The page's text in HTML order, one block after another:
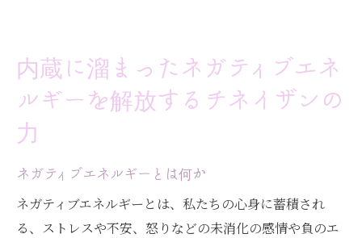
内蔵に溜まったネガティブエネ
ルギーを解放するチネイザンの
力
ネガティブエネルギーとは何か
ネガティブエネルギーとは、私たちの心身に蓄積され
る、ストレスや不安、怒りなどの未消化の感情や負のエ